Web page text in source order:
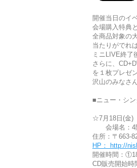
開催当日のイ
会場購入特典
全商品対象の
当たりがでれ
ミニLIVE終了
さらに、
を１枚プレゼ
沢山のみなさ
■ニュー・シ
☆7月18日(金)
会場名：4
住所：〒663-
HP： http://
開催時間：
CD販売開始